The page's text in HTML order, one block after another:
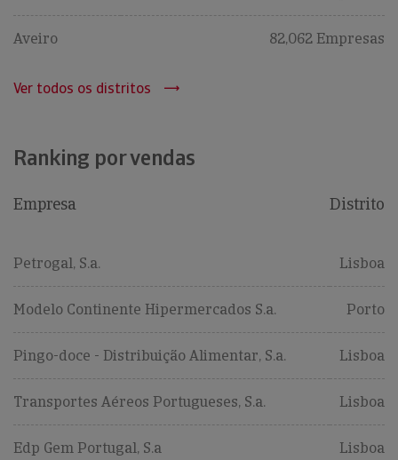
Aveiro 82,062 Empresas
Ver todos os distritos
Ranking por vendas
Empresa Distrito
Petrogal, S.a. Lisboa
Modelo Continente Hipermercados S.a. Porto
Pingo-doce - Distribuição Alimentar, S.a. Lisboa
Transportes Aéreos Portugueses, S.a. Lisboa
Edp Gem Portugal, S.a Lisboa